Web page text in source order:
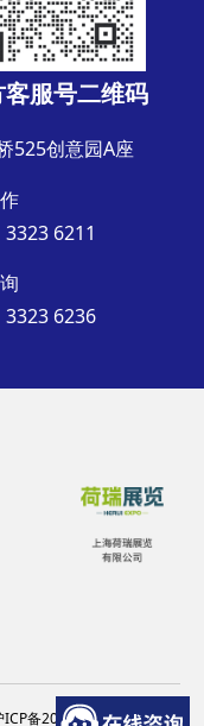
服号二维码
525创意园A座
6211
3323 6236
备20012314号-13